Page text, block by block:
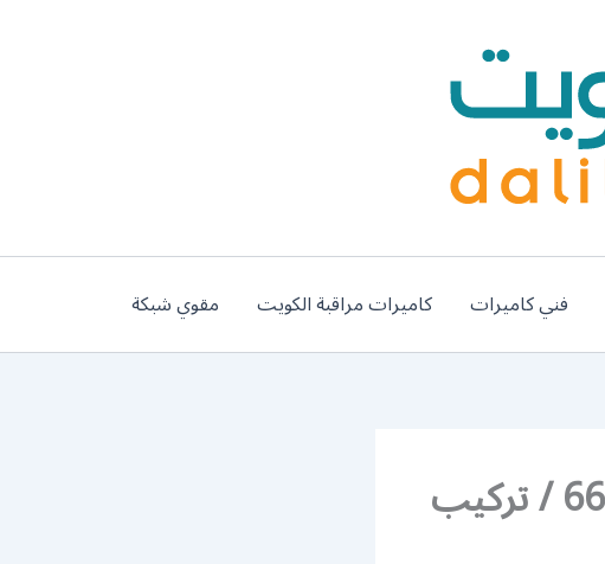
فني كاميرات كاميرات مراقبة الكويت مقوي شبكة
رقم فني كاميرات الصباحية / 66428585 / تركيب